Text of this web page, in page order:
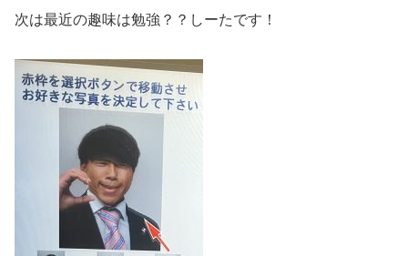
次は最近の趣味は勉強？？しーたです！